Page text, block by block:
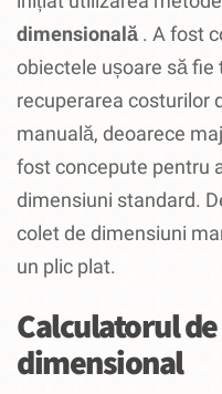
dimensională . A fost
obiectele ușoare să
recuperarea costurilor
manuală, deoarece
fost concepute pentru
dimensiuni standard.
colet de dimensiuni
un plic plat.
Calculatorul
dimensional